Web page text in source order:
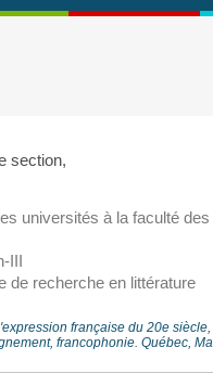
section,
universités à la faculté
III
de recherche en littérature
française du 20e
francophonie. Québec,